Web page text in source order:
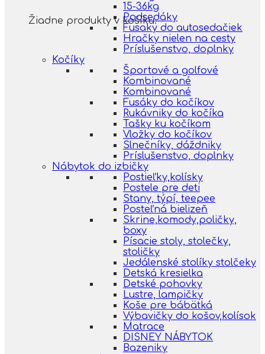
Žiadne produkty v košíku.
15-36kg
Podsedáky
Fusaky do autosedačiek
Hračky nielen na cesty
Príslušenstvo, doplnky
Kočíky
Športové a golfové
Kombinované
Kombinované
Fusáky do kočíkov
Rukávniky do kočíka
Tašky ku kočíkom
Vložky do kočíkov
Slnečníky, dáždniky
Príslušenstvo, doplnky
Nábytok do izbičky
Postieľky,kolísky
Postele pre deti
Stany, týpí, teepee
Posteľná bielizeň
Skrine,komody,poličky,
boxy
Písacie stoly, stolečky,
stoličky
Jedálenské stolíky stolčeky
Detská kresielka
Detské pohovky
Lustre, lampičky
Koše pre bábätká
Výbavičky do košov,kolísok
Matrace
DISNEY NÁBYTOK
Bazeniky